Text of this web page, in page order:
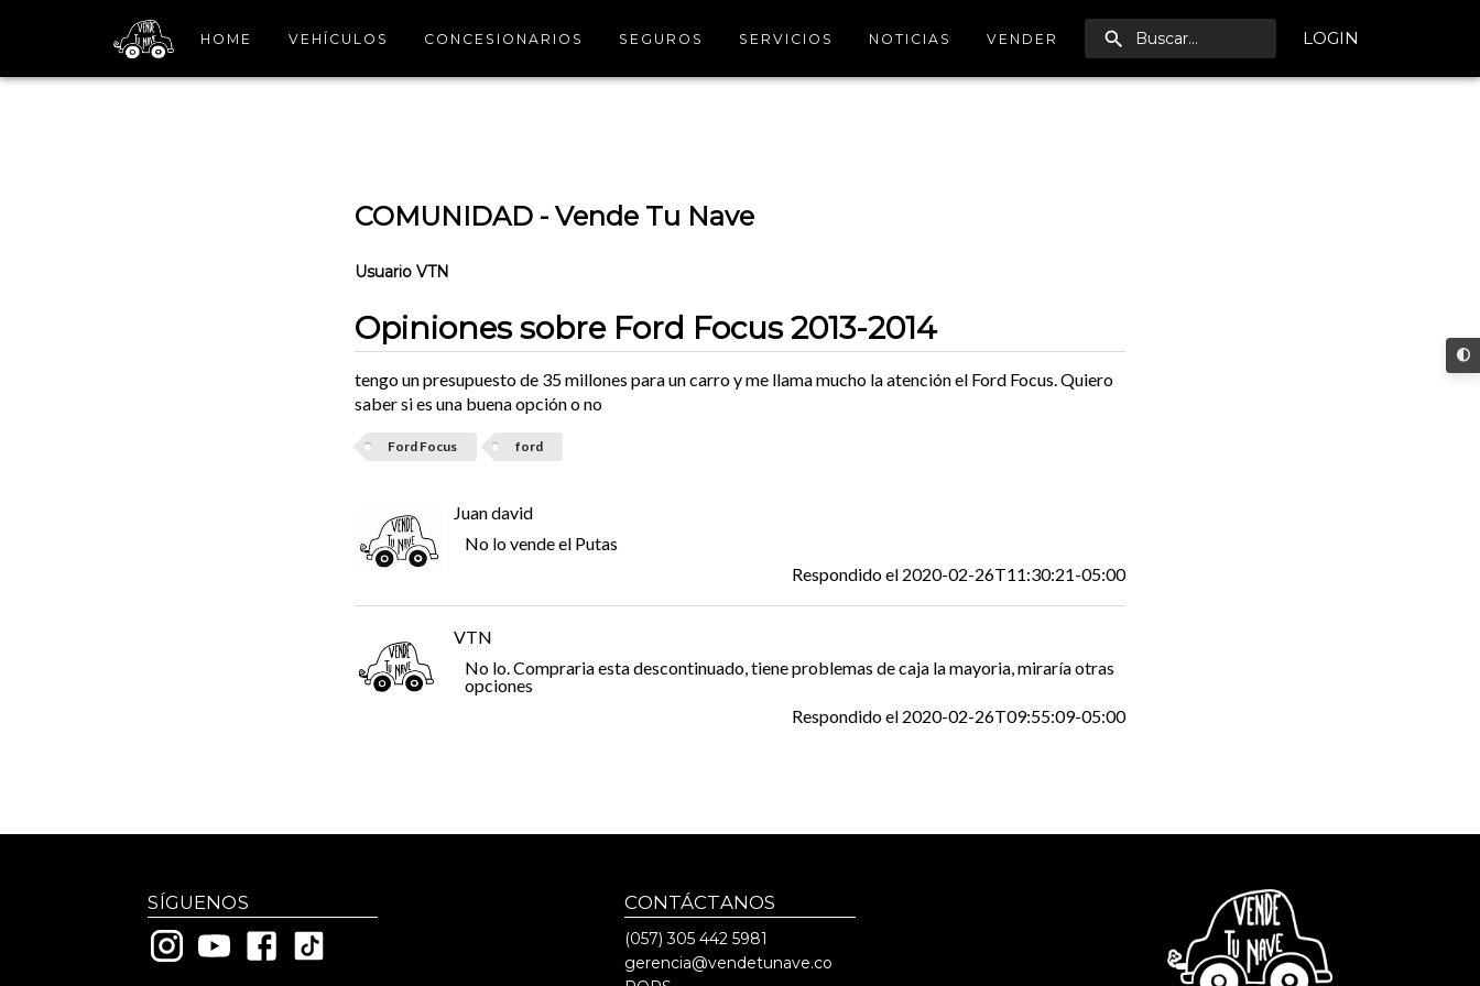
HOME VEHÍCULOS CONCESIONARIOS SEGUROS SERVICIOS NOTICIAS VENDER LOGIN
COMUNIDAD - Vende Tu Nave
Usuario VTN
Opiniones sobre Ford Focus 2013-2014
tengo un presupuesto de 35 millones para un carro y me llama mucho la atención el Ford Focus. Quiero
saber si es una buena opción o no
Ford Focus ford
Juan david
No lo vende el Putas
Respondido el 2020-02-26T11:30:21-05:00
VTN
No lo. Compraria esta descontinuado, tiene problemas de caja la mayoria, miraría otras
opciones
Respondido el 2020-02-26T09:55:09-05:00
SÍGUENOS CONTÁCTANOS
(057)305 442 5981
gerencia@vendetunave.co